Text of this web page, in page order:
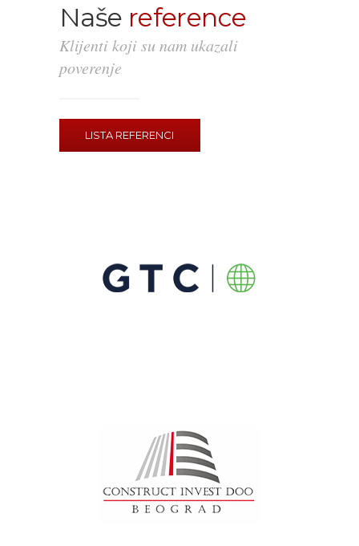
Naše reference
Klijenti koji su nam ukazali
poverenje
LISTA REFERENCI